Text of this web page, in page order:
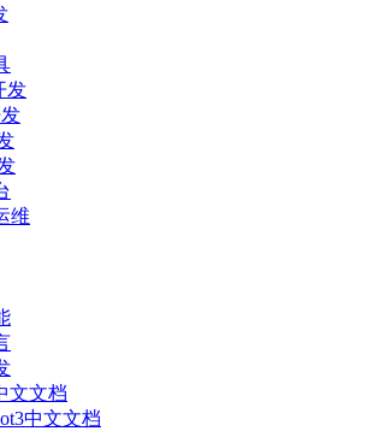
发
维
文文档
中文文档